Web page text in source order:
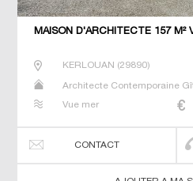
MAISON D'ARCHITECTE 157 M²
KERLOUAN (29890)
Architecte Contemporaine
Vue mer
CONTACT